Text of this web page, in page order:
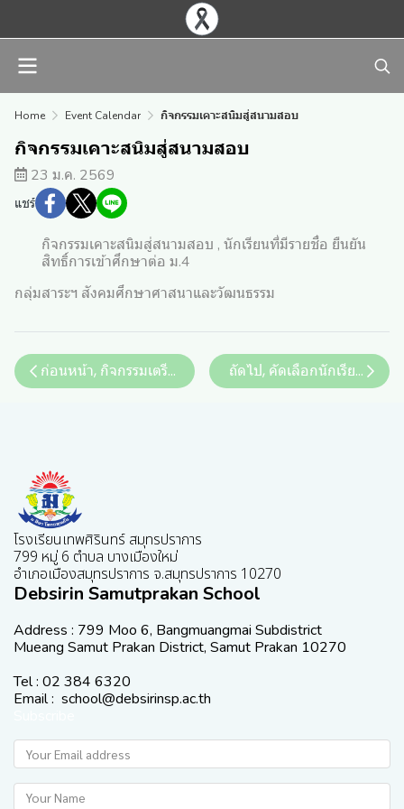
Home Event Calendar กิจกรรมเคาะสนิมสู่สนามสอบ
กิจกรรมเคาะสนิมสู่สนามสอบ
23 ม.ค. 2569
แชร์
กิจกรรมเคาะสนิมสู่สนามสอบ , นักเรียนที่มีรายชื่อ ยืนยัน
สิทธิ์การเข้าศึกษาต่อ ม.4
กลุ่มสาระฯ สังคมศึกษาศาสนาและวัฒนธรรม
ก่อนหน้า, กิจกรรมเตรียมความพร้อมสอบ A -Level วิชาภาษ
ถัดไป, คัดเลือกนักเรียนที่มีร
โรงเรียนเทพศิรินทร์ สมุทรปราการ
799 หมู่ 6 ตำบล บางเมืองใหม่
อำเภอเมืองสมุทรปราการ จ.สมุทรปราการ 10270
Debsirin Samutprakan School
Address : 799 Moo 6, Bangmuangmai Subdistrict
Mueang Samut Prakan District, Samut Prakan 10270
Tel : 02 384 6320
Email : school@debsirinsp.ac.th